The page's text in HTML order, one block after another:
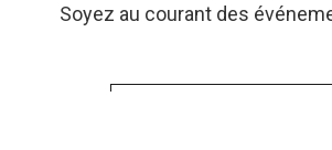
Soyez au courant des